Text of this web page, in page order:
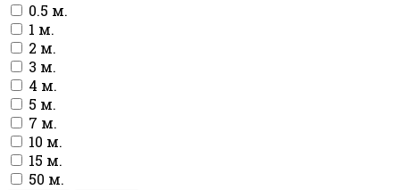
0.5 м.
1 м.
2 м.
3 м.
4 м.
5 м.
7 м.
10 м.
15 м.
50 м.